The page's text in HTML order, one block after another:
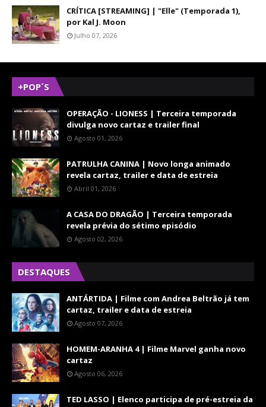
CRÍTICA [STREAMING] | "Elle" (Temporada 1),
por Kal J. Moon
Julho 07, 2026
+POP´S
OPERAÇÃO - LIONESS | Terceira temporada
divulga novo cartaz e trailer final
Agosto 01, 2026
PATRULHA CANINA | Novo longa animado
revela cartaz, trailer e data de estreia
Abril 01, 2026
A CASA DO DRAGÃO | Terceira temporada
revela prévia do sétimo episódio
Agosto 02, 2026
DESTAQUES
ANTÁRTIDA | Filme com Andrea Beltrão já tem
cartaz, trailer e data de estreia
Agosto 07, 2026
HOMEM-ARANHA 4 | Filme Marvel ganha novo
cartaz
Agosto 06, 2026
TED LASSO | Elenco participa de pré-estreia da